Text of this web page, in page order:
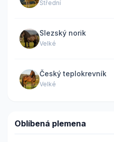
Střední
Slezský norik
Velké
Český teplokrevník
Velké
Oblíbená plemena